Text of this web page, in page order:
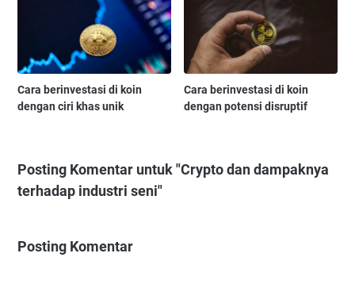
Cara berinvestasi di koin
dengan ciri khas unik
Cara berinvestasi di koin
dengan potensi disruptif
Posting Komentar untuk "Crypto dan dampaknya
terhadap industri seni"
Posting Komentar